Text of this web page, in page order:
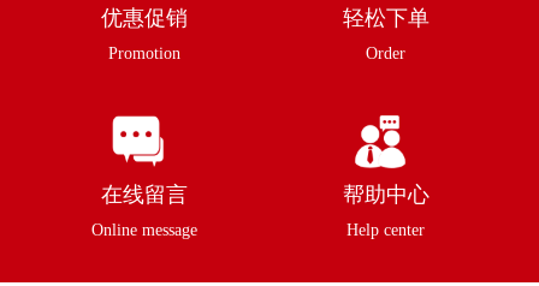
优惠促销
Promotion
轻松下单
Order
在线留言
Online message
帮助中心
Help center